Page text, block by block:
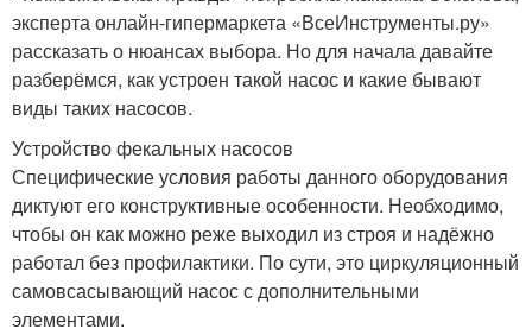
эксперта онлайн-гипермаркета «ВсеИнструменты.ру»
рассказать о нюансах выбора. Но для начала давайте
разберёмся, как устроен такой насос и какие бывают
виды таких насосов.
Устройство фекальных насосов
Специфические условия работы данного оборудования
диктуют его конструктивные особенности. Необходимо,
чтобы он как можно реже выходил из строя и надёжно
работал без профилактики. По сути, это циркуляционный
самовсасывающий насос с дополнительными
элементами.